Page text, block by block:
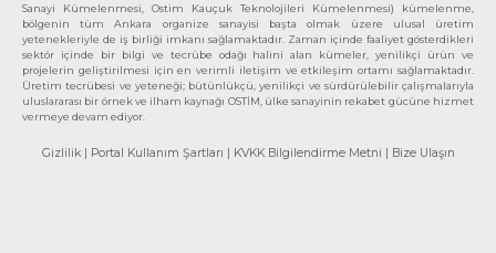
Sanayi Kümelenmesi, Ostim Kauçuk Teknolojileri Kümelenmesi) kümelenme,
bölgenin tüm Ankara organize sanayisi başta olmak üzere ulusal üretim
yetenekleriyle de iş birliği imkanı sağlamaktadır. Zaman içinde faaliyet gösterdikleri
sektör içinde bir bilgi ve tecrübe odağı halini alan kümeler, yenilikçi ürün ve
projelerin geliştirilmesi için en verimli iletişim ve etkileşim ortamı sağlamaktadır.
Üretim tecrübesi ve yeteneği; bütünlükçü, yenilikçi ve sürdürülebilir çalışmalarıyla
uluslararası bir örnek ve ilham kaynağı OSTİM, ülke sanayinin rekabet gücüne hizmet
vermeye devam ediyor.
Gizlilik | Portal Kullanım Şartları | KVKK Bilgilendirme Metni | Bize Ulaşın